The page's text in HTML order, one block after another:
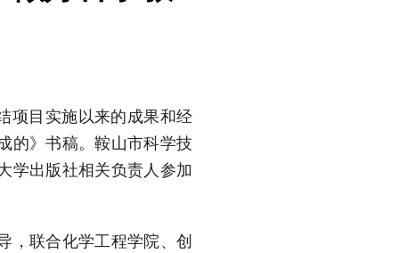
项目实施以来的成果和经
的》书稿。鞍山市科学技
学出版社相关负责人参加
，联合化学工程学院、创